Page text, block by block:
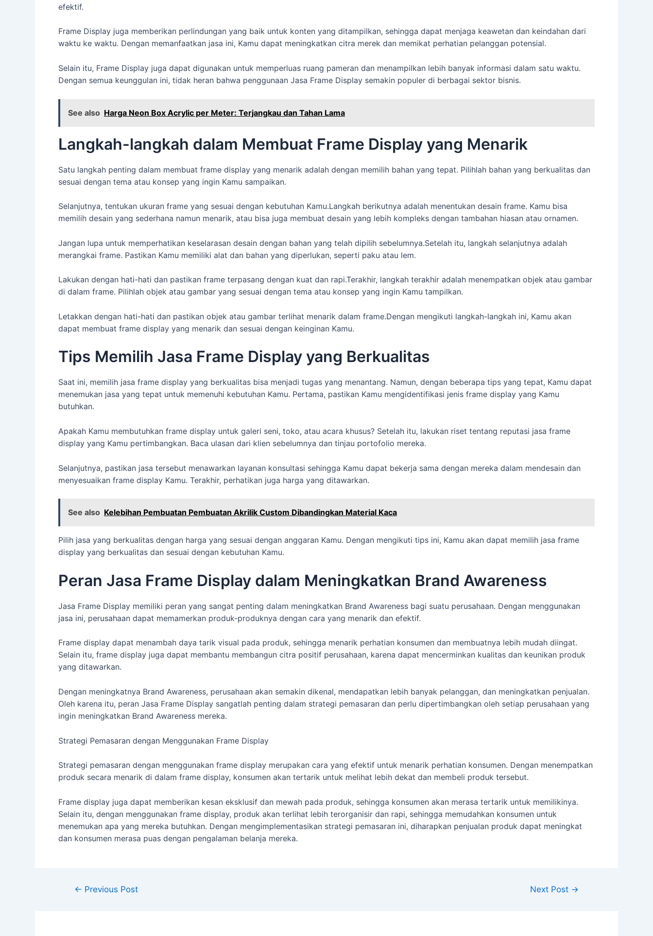
efektif.
Frame Display juga memberikan perlindungan yang baik untuk konten yang ditampilkan, sehingga dapat menjaga keawetan dan keindahan dari
waktu ke waktu. Dengan memanfaatkan jasa ini, Kamu dapat meningkatkan citra merek dan memikat perhatian pelanggan potensial.
Selain itu, Frame Display juga dapat digunakan untuk memperluas ruang pameran dan menampilkan lebih banyak informasi dalam satu waktu.
Dengan semua keunggulan ini, tidak heran bahwa penggunaan Jasa Frame Display semakin populer di berbagai sektor bisnis.
See also Harga Neon Box Acrylic per Meter: Terjangkau dan Tahan Lama
Langkah-langkah dalam Membuat Frame Display yang Menarik
Satu langkah penting dalam membuat frame display yang menarik adalah dengan memilih bahan yang tepat. Pilihlah bahan yang berkualitas dan
sesuai dengan tema atau konsep yang ingin Kamu sampaikan.
Selanjutnya, tentukan ukuran frame yang sesuai dengan kebutuhan Kamu.Langkah berikutnya adalah menentukan desain frame. Kamu bisa
memilih desain yang sederhana namun menarik, atau bisa juga membuat desain yang lebih kompleks dengan tambahan hiasan atau ornamen.
Jangan lupa untuk memperhatikan keselarasan desain dengan bahan yang telah dipilih sebelumnya.Setelah itu, langkah selanjutnya adalah
merangkai frame. Pastikan Kamu memiliki alat dan bahan yang diperlukan, seperti paku atau lem.
Lakukan dengan hati-hati dan pastikan frame terpasang dengan kuat dan rapi.Terakhir, langkah terakhir adalah menempatkan objek atau gambar
di dalam frame. Pilihlah objek atau gambar yang sesuai dengan tema atau konsep yang ingin Kamu tampilkan.
Letakkan dengan hati-hati dan pastikan objek atau gambar terlihat menarik dalam frame.Dengan mengikuti langkah-langkah ini, Kamu akan
dapat membuat frame display yang menarik dan sesuai dengan keinginan Kamu.
Tips Memilih Jasa Frame Display yang Berkualitas
Saat ini, memilih jasa frame display yang berkualitas bisa menjadi tugas yang menantang. Namun, dengan beberapa tips yang tepat, Kamu dapat
menemukan jasa yang tepat untuk memenuhi kebutuhan Kamu. Pertama, pastikan Kamu mengidentifikasi jenis frame display yang Kamu
butuhkan.
Apakah Kamu membutuhkan frame display untuk galeri seni, toko, atau acara khusus? Setelah itu, lakukan riset tentang reputasi jasa frame
display yang Kamu pertimbangkan. Baca ulasan dari klien sebelumnya dan tinjau portofolio mereka.
Selanjutnya, pastikan jasa tersebut menawarkan layanan konsultasi sehingga Kamu dapat bekerja sama dengan mereka dalam mendesain dan
menyesuaikan frame display Kamu. Terakhir, perhatikan juga harga yang ditawarkan.
See also Kelebihan Pembuatan Pembuatan Akrilik Custom Dibandingkan Material Kaca
Pilih jasa yang berkualitas dengan harga yang sesuai dengan anggaran Kamu. Dengan mengikuti tips ini, Kamu akan dapat memilih jasa frame
display yang berkualitas dan sesuai dengan kebutuhan Kamu.
Peran Jasa Frame Display dalam Meningkatkan Brand Awareness
Jasa Frame Display memiliki peran yang sangat penting dalam meningkatkan Brand Awareness bagi suatu perusahaan. Dengan menggunakan
jasa ini, perusahaan dapat memamerkan produk-produknya dengan cara yang menarik dan efektif.
Frame display dapat menambah daya tarik visual pada produk, sehingga menarik perhatian konsumen dan membuatnya lebih mudah diingat.
Selain itu, frame display juga dapat membantu membangun citra positif perusahaan, karena dapat mencerminkan kualitas dan keunikan produk
yang ditawarkan.
Dengan meningkatnya Brand Awareness, perusahaan akan semakin dikenal, mendapatkan lebih banyak pelanggan, dan meningkatkan penjualan.
Oleh karena itu, peran Jasa Frame Display sangatlah penting dalam strategi pemasaran dan perlu dipertimbangkan oleh setiap perusahaan yang
ingin meningkatkan Brand Awareness mereka.
Strategi Pemasaran dengan Menggunakan Frame Display
Strategi pemasaran dengan menggunakan frame display merupakan cara yang efektif untuk menarik perhatian konsumen. Dengan menempatkan
produk secara menarik di dalam frame display, konsumen akan tertarik untuk melihat lebih dekat dan membeli produk tersebut.
Frame display juga dapat memberikan kesan eksklusif dan mewah pada produk, sehingga konsumen akan merasa tertarik untuk memilikinya.
Selain itu, dengan menggunakan frame display, produk akan terlihat lebih terorganisir dan rapi, sehingga memudahkan konsumen untuk
menemukan apa yang mereka butuhkan. Dengan mengimplementasikan strategi pemasaran ini, diharapkan penjualan produk dapat meningkat
dan konsumen merasa puas dengan pengalaman belanja mereka.
← Previous Post Next Post →